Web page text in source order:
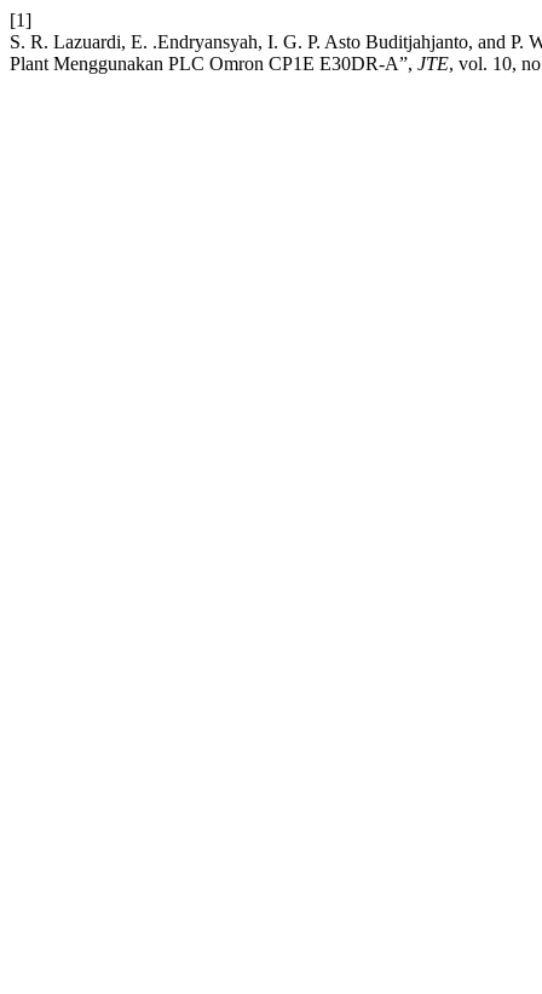
[1]
S. R. Lazuardi, E. .Endryansyah, I. G. P. Asto Buditjahjanto, and P.
Plant Menggunakan PLC Omron CP1E E30DR-A”, JTE, vol. 10,